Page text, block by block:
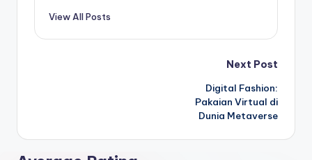
View All Posts
Next Post
Digital Fashion:
Pakaian Virtual di
Dunia Metaverse